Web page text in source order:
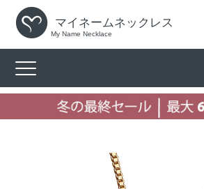
マイネームネックレス
My Name Necklace